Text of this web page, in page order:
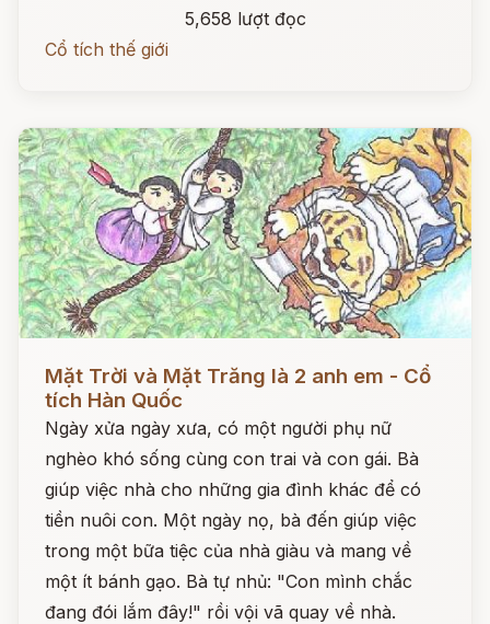
5,658 lượt đọc
Cổ tích thế giới
Mặt Trời và Mặt Trăng là 2 anh em - Cổ
tích Hàn Quốc
Ngày xửa ngày xưa, có một người phụ nữ
nghèo khó sống cùng con trai và con gái. Bà
giúp việc nhà cho những gia đình khác để có
tiền nuôi con. Một ngày nọ, bà đến giúp việc
trong một bữa tiệc của nhà giàu và mang về
một ít bánh gạo. Bà tự nhủ: "Con mình chắc
đang đói lắm đây!" rồi vội vã quay về nhà.